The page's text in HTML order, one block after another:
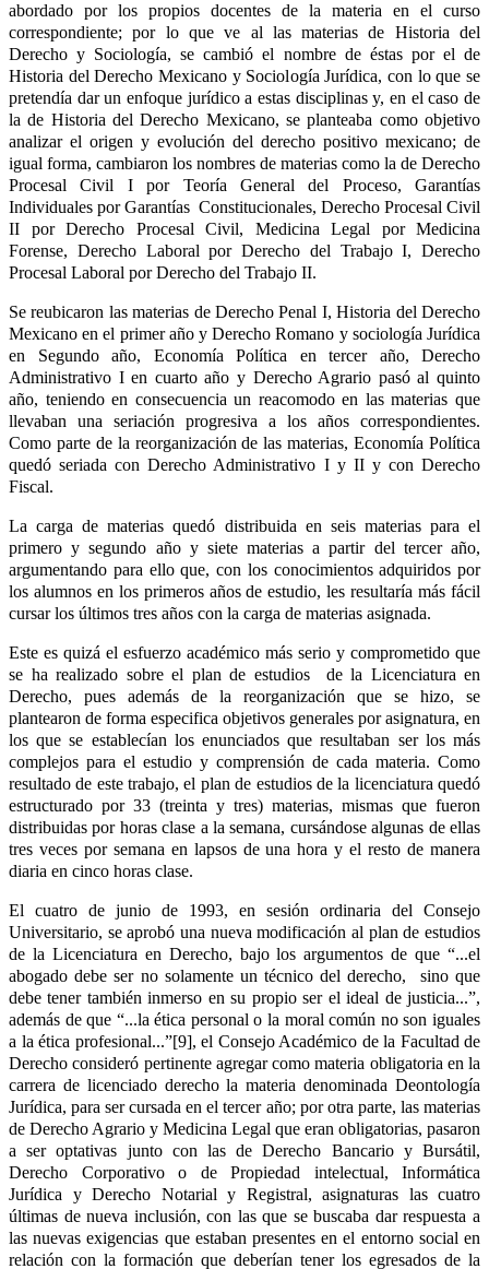
abordado por los propios docentes de la materia en el curso
correspondiente; por lo que ve al las materias de Historia del
Derecho y Sociología, se cambió el nombre de éstas por el de
Historia del Derecho Mexicano y Sociología Jurídica, con lo que se
pretendía dar un enfoque jurídico a estas disciplinas y, en el caso de
la de Historia del Derecho Mexicano, se planteaba como objetivo
analizar el origen y evolución del derecho positivo mexicano; de
igual forma, cambiaron los nombres de materias como la de Derecho
Procesal Civil I por Teoría General del Proceso, Garantías
Individuales por Garantías Constitucionales, Derecho Procesal Civil
II por Derecho Procesal Civil, Medicina Legal por Medicina
Forense, Derecho Laboral por Derecho del Trabajo I, Derecho
Procesal Laboral por Derecho del Trabajo II.
Se reubicaron las materias de Derecho Penal I, Historia del Derecho
Mexicano en el primer año y Derecho Romano y sociología Jurídica
en Segundo año, Economía Política en tercer año, Derecho
Administrativo I en cuarto año y Derecho Agrario pasó al quinto
año, teniendo en consecuencia un reacomodo en las materias que
llevaban una seriación progresiva a los años correspondientes.
Como parte de la reorganización de las materias, Economía Política
quedó seriada con Derecho Administrativo I y II y con Derecho
Fiscal.
La carga de materias quedó distribuida en seis materias para el
primero y segundo año y siete materias a partir del tercer año,
argumentando para ello que, con los conocimientos adquiridos por
los alumnos en los primeros años de estudio, les resultaría más fácil
cursar los últimos tres años con la carga de materias asignada.
Este es quizá el esfuerzo académico más serio y comprometido que
se ha realizado sobre el plan de estudios de la Licenciatura en
Derecho, pues además de la reorganización que se hizo, se
plantearon de forma especifica objetivos generales por asignatura, en
los que se establecían los enunciados que resultaban ser los más
complejos para el estudio y comprensión de cada materia. Como
resultado de este trabajo, el plan de estudios de la licenciatura quedó
estructurado por 33 (treinta y tres) materias, mismas que fueron
distribuidas por horas clase a la semana, cursándose algunas de ellas
tres veces por semana en lapsos de una hora y el resto de manera
diaria en cinco horas clase.
El cuatro de junio de 1993, en sesión ordinaria del Consejo
Universitario, se aprobó una nueva modificación al plan de estudios
de la Licenciatura en Derecho, bajo los argumentos de que “...el
abogado debe ser no solamente un técnico del derecho, sino que
debe tener también inmerso en su propio ser el ideal de justicia...”,
además de que “...la ética personal o la moral común no son iguales
a la ética profesional...”[9], el Consejo Académico de la Facultad de
Derecho consideró pertinente agregar como materia obligatoria en la
carrera de licenciado derecho la materia denominada Deontología
Jurídica, para ser cursada en el tercer año; por otra parte, las materias
de Derecho Agrario y Medicina Legal que eran obligatorias, pasaron
a ser optativas junto con las de Derecho Bancario y Bursátil,
Derecho Corporativo o de Propiedad intelectual, Informática
Jurídica y Derecho Notarial y Registral, asignaturas las cuatro
últimas de nueva inclusión, con las que se buscaba dar respuesta a
las nuevas exigencias que estaban presentes en el entorno social en
relación con la formación que deberían tener los egresados de la